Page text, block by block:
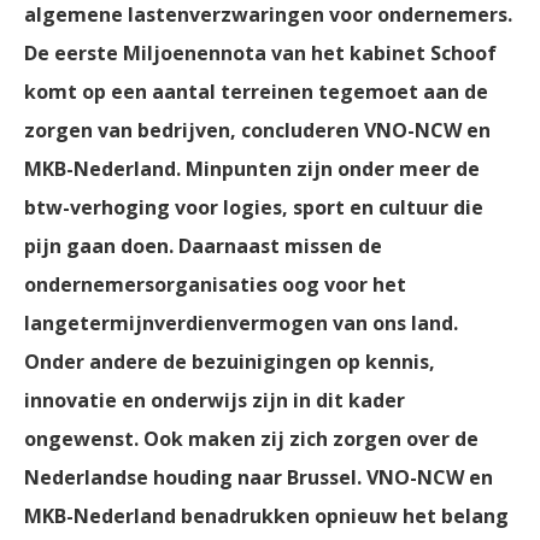
algemene lastenverzwaringen voor ondernemers.
De eerste Miljoenennota van het kabinet Schoof
komt op een aantal terreinen tegemoet aan de
zorgen van bedrijven, concluderen VNO-NCW en
MKB-Nederland. Minpunten zijn onder meer de
btw-verhoging voor logies, sport en cultuur die
pijn gaan doen. Daarnaast missen de
ondernemersorganisaties oog voor het
langetermijnverdienvermogen van ons land.
Onder andere de bezuinigingen op kennis,
innovatie en onderwijs zijn in dit kader
ongewenst. Ook maken zij zich zorgen over de
Nederlandse houding naar Brussel. VNO-NCW en
MKB-Nederland benadrukken opnieuw het belang